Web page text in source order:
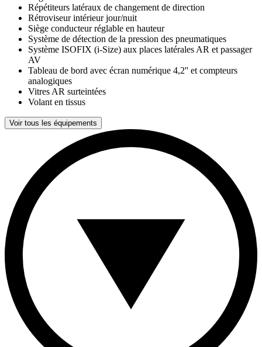
Répétiteurs latéraux de changement de direction
Rétroviseur intérieur jour/nuit
Siège conducteur réglable en hauteur
Système de détection de la pression des pneumatiques
Système ISOFIX (i-Size) aux places latérales AR et passager
AV
Tableau de bord avec écran numérique 4,2'' et compteurs
analogiques
Vitres AR surteintées
Volant en tissus
Voir tous les équipements